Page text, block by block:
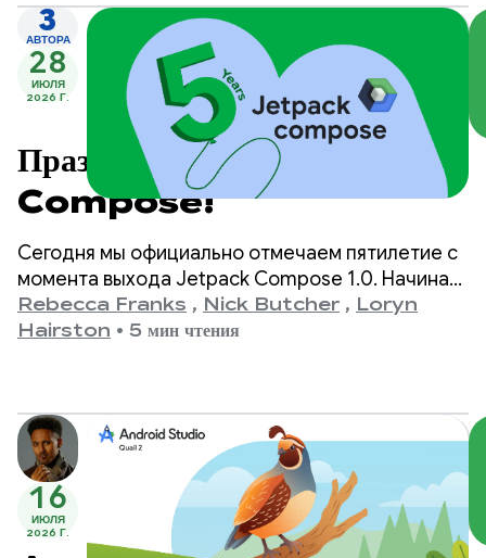
3
АВТОРА
28
ИЮЛЯ
2026 Г.
Празднуем 5 лет Jetpack
Compose!
Сегодня мы официально отмечаем пятилетие с
момента выхода Jetpack Compose 1.0. Начиная
с версии 1.0, анонсированной 28 июля 2021 года,
и заканчивая нашей последней версией 1.11, мы
Rebecca Franks , Nick Butcher , Loryn
Hairston • 5 мин чтения
16
ИЮЛЯ
2026 Г.